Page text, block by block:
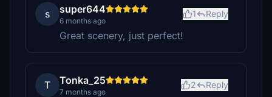
s super644
6 months ago
1 Reply
Great scenery, just perfect!
T Tonka_25
7 months ago
2 Reply